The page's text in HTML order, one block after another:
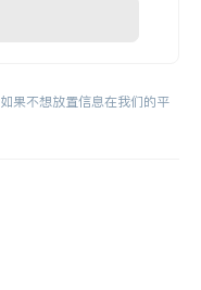
如果不想放置信息在我们的平